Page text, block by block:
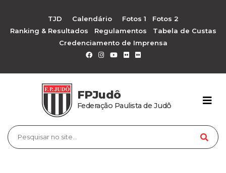
TJD Calendário Fotos 1
Fotos 2
Ranking & Resultados
Regulamentos
Tabela de Custas
Credenciamento de Imprensa
FPJudô
Federação Paulista de Judô